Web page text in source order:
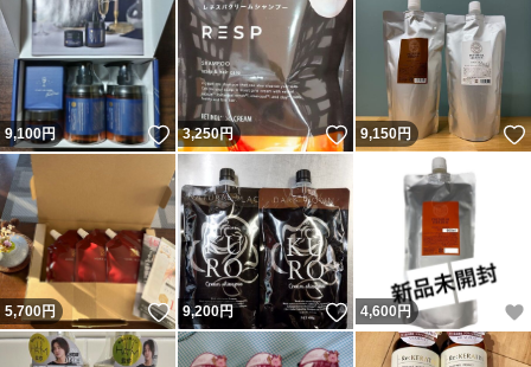
9,100円 いいね！
3,250円 いいね！
9,150円
5,700円 いいね！
9,200円 いいね！
4,600 円